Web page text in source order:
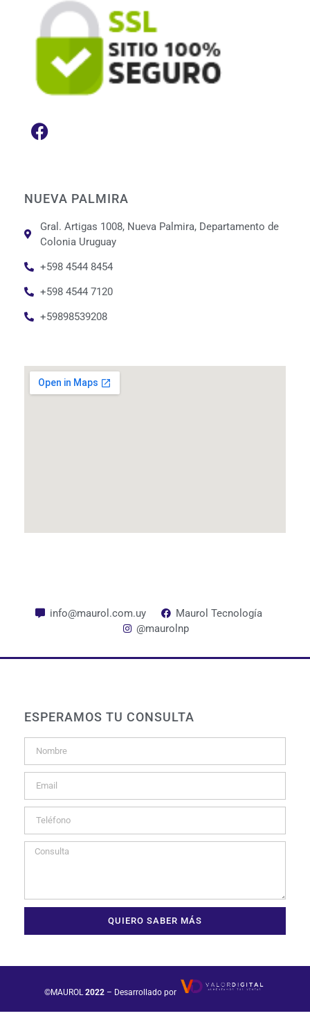
NUEVA PALMIRA
Gral. Artigas 1008, Nueva Palmira, Departamento de
Colonia Uruguay
+598 4544 8454
+598 4544 7120
+59898539208
info@maurol.com.uy
Maurol Tecnología
@maurolnp
ESPERAMOS TU CONSULTA
QUIERO SABER MÁS
©MAUROL 2022 – Desarrollado por